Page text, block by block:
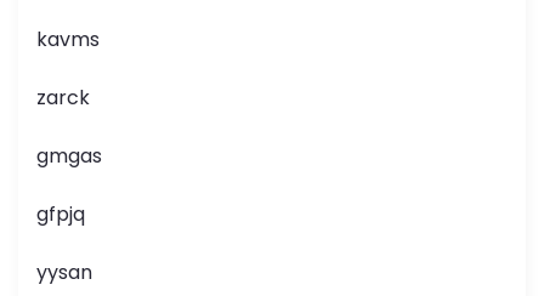
kavms
zarck
gmgas
gfpjq
yysan